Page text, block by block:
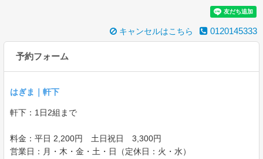
キャンセルはこちら 0120145333
予約フォーム
はぎま｜軒下
軒下：1日2組まで
料金：平日 2,200円 土日祝日 3,300円
営業日：月・木・金・土・日（定休日：火・水）